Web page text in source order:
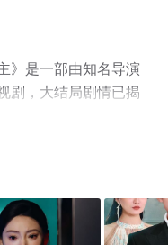
》是一部由知名导演
剧，大结局剧情已揭
删减完整版电视剧全